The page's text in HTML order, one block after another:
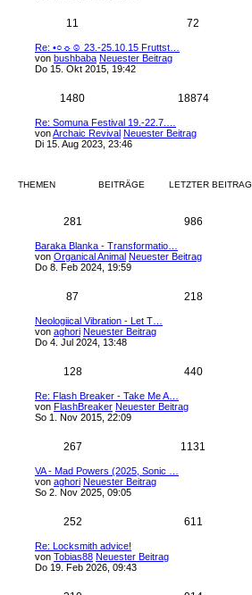
11 72
Re: •○☼☺ 23.-25.10.15 Fruttst…
von bushbaba Neuester Beitrag
Do 15. Okt 2015, 19:42
1480 18874
Re: Somuna Festival 19.-22.7.…
vonArchaic Revival Neuester Beitrag
Di 15. Aug 2023, 23:46
THEMEN BEITRÄGE LETZTER BEITRAG
281 986
Baraka Blanka - Transformatio…
von Organical Animal Neuester Beitrag
Do 8. Feb 2024, 19:59
87 218
Neologiical Vibration - Let T…
von aghori Neuester Beitrag
Do 4. Jul 2024, 13:48
128 440
Re: Flash Breaker - Take Me A…
von FlashBreaker Neuester Beitrag
So 1. Nov 2015, 22:09
267 1131
VA - Mad Powers (2025, Sonic …
von aghori Neuester Beitrag
So 2. Nov 2025, 09:05
252 611
Re: Locksmith advice!
von Tobias88 Neuester Beitrag
Do 19. Feb 2026, 09:43